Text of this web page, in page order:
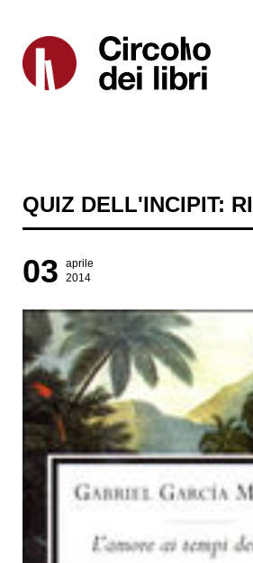
QUIZ DELL'INCIPIT:
03
aprile
2014